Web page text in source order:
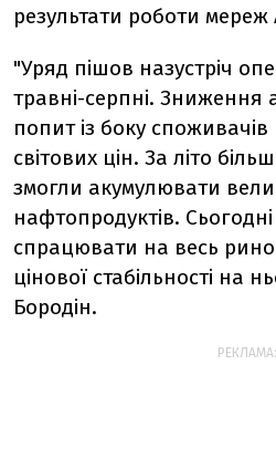
результати роботи мереж
"Уряд пішов назустріч
травні-серпні. Зниження
попит із боку
світових цін. За літо
змогли акумулювати
нафтопродуктів.
спрацювати на весь
цінової стабільності на
Бородін.
РЕКЛАМА: